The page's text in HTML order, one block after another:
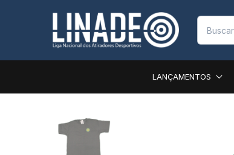
LANÇAMENTOS